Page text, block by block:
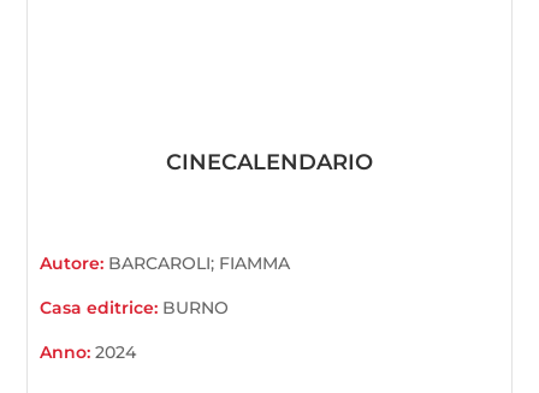
CINECALENDARIO
Autore: BARCAROLI; FIAMMA
Casa editrice: BURNO
Anno:2024